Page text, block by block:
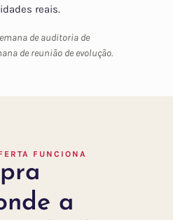
reais.
de auditoria de
de reunião de evolução.
FUNCIONA
a